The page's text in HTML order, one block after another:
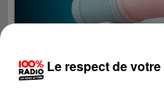
Le respect de